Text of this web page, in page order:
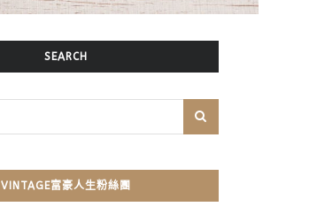
SEARCH
VINTAGE富豪人生粉絲團